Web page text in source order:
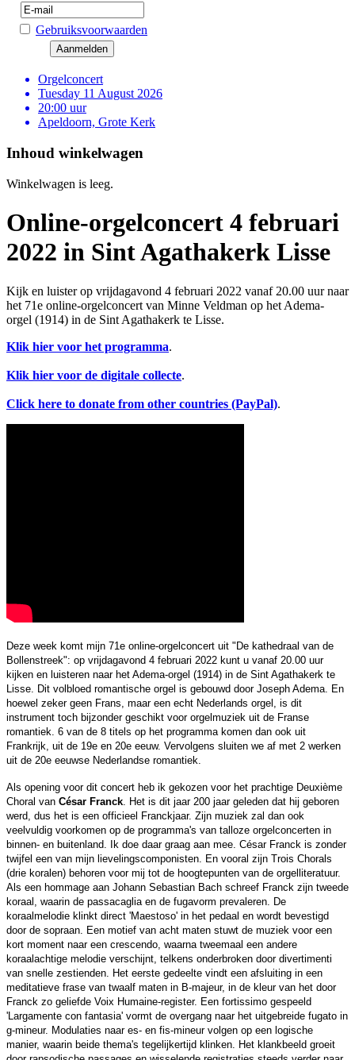
Gebruiksvoorwaarden
Orgelconcert
Tuesday 11 August 2026
20:00 uur
Apeldoorn, Grote Kerk
Inhoud winkelwagen
Winkelwagen is leeg.
Online-orgelconcert 4 februari
2022 in Sint Agathakerk Lisse
Kijk en luister op vrijdagavond 4 februari 2022 vanaf 20.00 uur naar
het 71e online-orgelconcert van Minne Veldman op het Adema-
orgel (1914) in de Sint Agathakerk te Lisse.
Klik hier voor het programma.
Klik hier voor de digitale collecte.
Click here to donate from other countries (PayPal).
Deze week komt mijn 71e online-orgelconcert uit "De kathedraal van de
Bollenstreek": op vrijdagavond 4 februari 2022 kunt u vanaf 20.00 uur
kijken en luisteren naar het Adema-orgel (1914) in de Sint Agathakerk te
Lisse. Dit volbloed romantische orgel is gebouwd door Joseph Adema. En
hoewel zeker geen Frans, maar een echt Nederlands orgel, is dit
instrument toch bijzonder geschikt voor orgelmuziek uit de Franse
romantiek. 6 van de 8 titels op het programma komen dan ook uit
Frankrijk, uit de 19e en 20e eeuw. Vervolgens sluiten we af met 2 werken
uit de 20e eeuwse Nederlandse romantiek.
Als opening voor dit concert heb ik gekozen voor het prachtige Deuxième
Choral van César Franck . Het is dit jaar 200 jaar geleden dat hij geboren
werd, dus het is een officieel Franckjaar. Zijn muziek zal dan ook
veelvuldig voorkomen op de programma's van talloze orgelconcerten in
binnen- en buitenland. Ik doe daar graag aan mee. César Franck is zonder
twijfel een van mijn lievelingscomponisten. En vooral zijn Trois Chorals
(drie koralen) behoren voor mij tot de hoogtepunten van de orgelliteratuur.
Als een hommage aan Johann Sebastian Bach schreef Franck zijn tweede
koraal, waarin de passacaglia en de fugavorm prevaleren. De
koraalmelodie klinkt direct 'Maestoso' in het pedaal en wordt bevestigd
door de sopraan. Een motief van acht maten stuwt de muziek voor een
kort moment naar een crescendo, waarna tweemaal een andere
koraalachtige melodie verschijnt, telkens onderbroken door divertimenti
van snelle zestienden. Het eerste gedeelte vindt een afsluiting in een
meditatieve frase van twaalf maten in B-majeur, in de kleur van het door
Franck zo geliefde Voix Humaine-register. Een fortissimo gespeeld
'Largamente con fantasia' vormt de overgang naar het uitgebreide fugato in
g-mineur. Modulaties naar es- en fis-mineur volgen op een logische
manier, waarin beide thema's tegelijkertijd klinken. Het klankbeeld groeit